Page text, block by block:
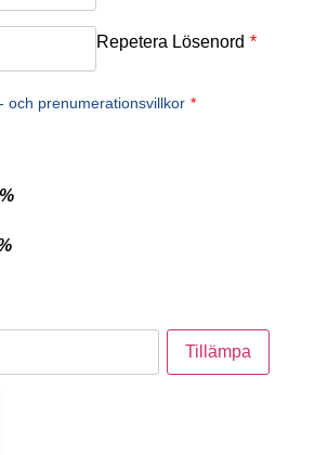
Repetera Lösenord *
och prenumerationsvillkor *